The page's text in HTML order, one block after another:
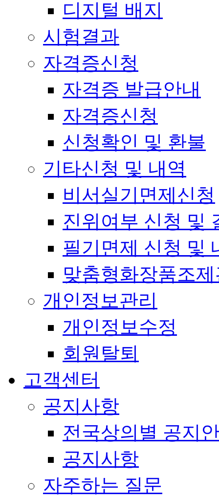
디지털 배지
시험결과
자격증신청
자격증 발급안내
자격증신청
신청확인 및 환불
기타신청 및 내역
비서실기면제신청
진위여부 신청 및
필기면제 신청 및
맞춤형화장품조
개인정보관리
개인정보수정
회원탈퇴
고객센터
공지사항
전국상의별 공지
공지사항
자주하는 질문